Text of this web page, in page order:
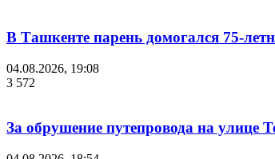
В Ташкенте парень домогался 75-
04.08.2026, 19:08
3 572
За обрушение путепровода на улице